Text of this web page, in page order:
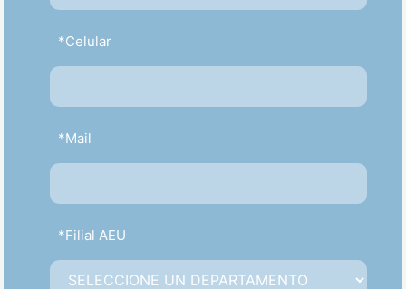
NOSOTROS NOS ENCARGAMOS
*Celular
*Mail
*Filial AEU